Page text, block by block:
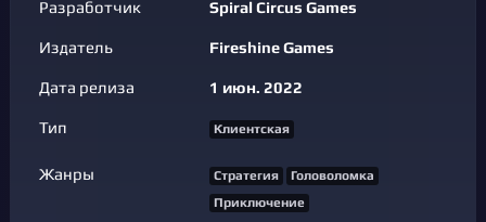
Разработчик Spiral Circus Games
Издатель Fireshine Games
Дата релиза 1 июн. 2022
Тип Клиентская
Жанры Стратегия
Головоломка
Приключение